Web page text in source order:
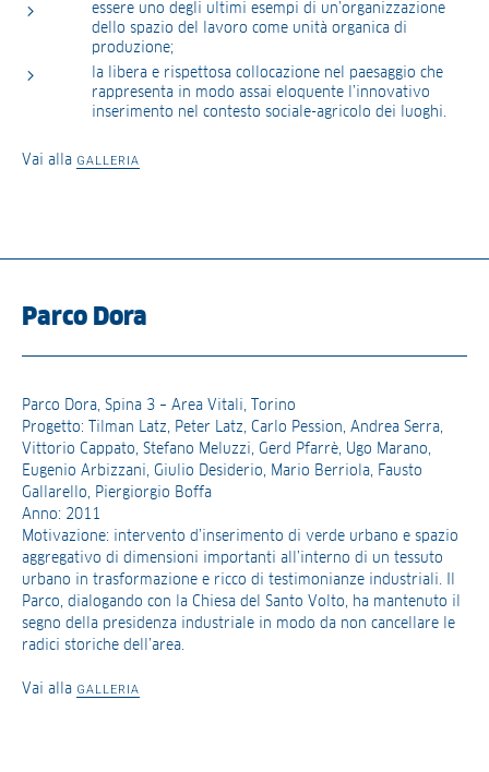
essere uno degli ultimi esempi di un’organizzazione
dello spazio del lavoro come unità organica di
produzione;
la libera e rispettosa collocazione nel paesaggio che
rappresenta in modo assai eloquente l’innovativo
inserimento nel contesto sociale-agricolo dei luoghi.
Vai alla GALLERIA
Parco Dora
Parco Dora, Spina 3 – Area Vitali, Torino
Progetto: Tilman Latz, Peter Latz, Carlo Pession, Andrea Serra,
Vittorio Cappato, Stefano Meluzzi, Gerd Pfarrè, Ugo Marano,
Eugenio Arbizzani, Giulio Desiderio, Mario Berriola, Fausto
Gallarello, Piergiorgio Boffa
Anno: 2011
Motivazione: intervento d’inserimento di verde urbano e spazio
aggregativo di dimensioni importanti all’interno di un tessuto
urbano in trasformazione e ricco di testimonianze industriali. Il
Parco, dialogando con la Chiesa del Santo Volto, ha mantenuto il
segno della presidenza industriale in modo da non cancellare le
radici storiche dell’area.
Vai alla GALLERIA